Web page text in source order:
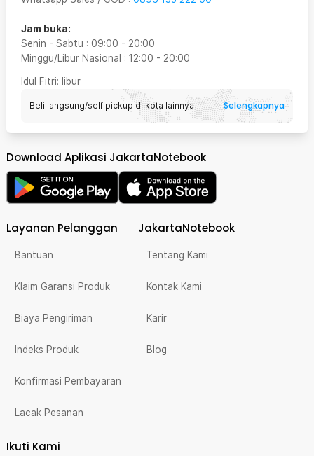
Jam buka:
Senin - Sabtu : 09:00 - 20:00
Minggu/Libur Nasional : 12:00 - 20:00
Idul Fitri: libur
Beli langsung/self pickup di kota lainnya Selengkapnya
Download Aplikasi JakartaNotebook
Layanan Pelanggan
Bantuan
Klaim Garansi Produk
Biaya Pengiriman
Indeks Produk
Konfirmasi Pembayaran
Lacak Pesanan
JakartaNotebook
Tentang Kami
Kontak Kami
Karir
Blog
Ikuti Kami